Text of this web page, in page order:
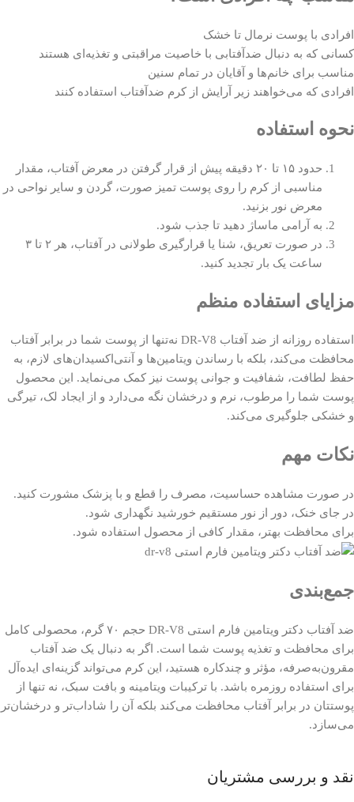
افرادی با پوست نرمال تا خشک
کسانی که به دنبال ضدآفتابی با خاصیت مراقبتی و تغذیه‌ای هستند
مناسب برای خانم‌ها و آقایان در تمام سنین
افرادی که می‌خواهند زیر آرایش از کرم ضدآفتاب استفاده کنند
نحوه استفاده
حدود ۱۵ تا ۲۰ دقیقه پیش از قرار گرفتن در معرض آفتاب، مقدار
مناسبی از کرم را روی پوست تمیز صورت، گردن و سایر نواحی در
معرض نور بزنید.
به آرامی ماساژ دهید تا جذب شود.
در صورت تعریق، شنا یا قرارگیری طولانی در آفتاب، هر ۲ تا ۳
ساعت یک بار تجدید کنید.
مزایای استفاده منظم
استفاده روزانه از ضد آفتاب DR-V8 نه‌تنها از پوست شما در برابر آفتاب
محافظت می‌کند، بلکه با رساندن ویتامین‌ها و آنتی‌اکسیدان‌های لازم، به
حفظ لطافت، شفافیت و جوانی پوست نیز کمک می‌نماید. این محصول
پوست شما را مرطوب، نرم و درخشان نگه می‌دارد و از ایجاد لک، تیرگی
و خشکی جلوگیری می‌کند.
نکات مهم
در صورت مشاهده حساسیت، مصرف را قطع و با پزشک مشورت کنید.
در جای خنک، دور از نور مستقیم خورشید نگهداری شود.
برای محافظت بهتر، مقدار کافی از محصول استفاده شود.
جمع‌بندی
ضد آفتاب دکتر ویتامین فارم استی DR-V8 حجم ۷۰ گرم، محصولی کامل
برای محافظت و تغذیه پوست شما است. اگر به دنبال یک ضد آفتاب
مقرون‌به‌صرفه، مؤثر و چندکاره هستید، این کرم می‌تواند گزینه‌ای ایده‌آل
برای استفاده روزمره باشد. با ترکیبات ویتامینه و بافت سبک، نه تنها از
پوستتان در برابر آفتاب محافظت می‌کند بلکه آن را شاداب‌تر و درخشان‌تر
می‌سازد.
نقد و بررسی مشتریان